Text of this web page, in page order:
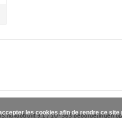
Nootrofit 9.1/10 -363beoordelingen
les cookies afin de rendre ce